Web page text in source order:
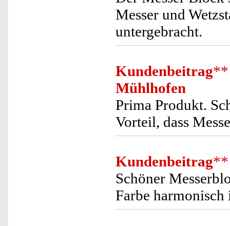
Messer und
untergebracht.
Kundenbeitrag**
Mühlhofen
Prima Produkt.
Vorteil, dass
Kundenbeitrag**
Schöner
Farbe